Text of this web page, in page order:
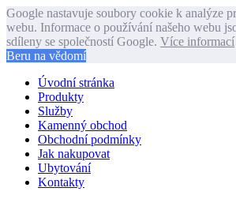
Google nastavuje soubory cookie k analýze
webu. Informace o používání našeho webu
sdíleny se společností Google. Více informací
Beru na vědomí
Úvodní stránka
Produkty
Služby
Kamenný obchod
Obchodní podmínky
Jak nakupovat
Ubytování
Kontakty